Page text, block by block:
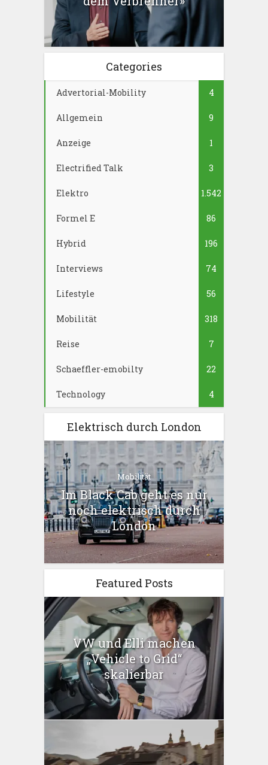
Categories
Advertorial-Mobility 4
Allgemein 9
Anzeige 1
Electrified Talk 3
Elektro 1.542
Formel E 86
Hybrid 196
Interviews 74
Lifestyle 56
Mobilität 318
Reise 7
Schaeffler-emobilty 22
Technology 4
Elektrisch durch London
Mobilität
Im Black Cab geht es nur
noch elektrisch durch
London
Featured Posts
VW und Elli machen
„Vehicle to Grid“
skalierbar